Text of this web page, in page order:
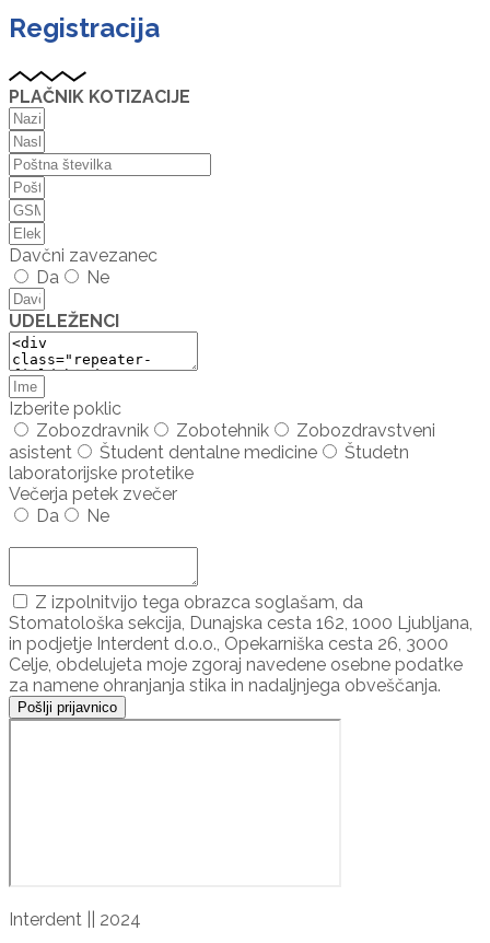
Registracija
PLAČNIK KOTIZACIJE
Davčni zavezanec
Da
Ne
UDELEŽENCI
Izberite poklic
Zobozdravnik
Zobotehnik
Zobozdravstveni
asistent
Študent dentalne medicine
Študetn
laboratorijske protetike
Večerja petek zvečer
Da
Ne
Z izpolnitvijo tega obrazca soglašam, da
Stomatološka sekcija, Dunajska cesta 162, 1000 Ljubljana,
in podjetje Interdent d.o.o., Opekarniška cesta 26, 3000
Celje, obdelujeta moje zgoraj navedene osebne podatke
za namene ohranjanja stika in nadaljnjega obveščanja.
Pošlji prijavnico
Interdent || 2024